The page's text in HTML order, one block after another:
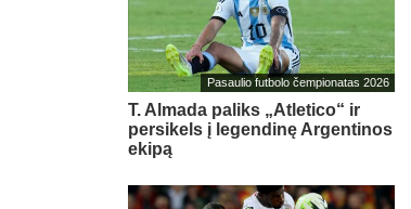
Pasaulio futbolo čempionatas 2026
T. Almada paliks „Atletico“ ir
persikels į legendinę Argentinos
ekipą